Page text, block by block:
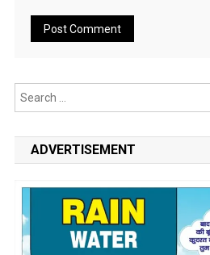
ADVERTISEMENT